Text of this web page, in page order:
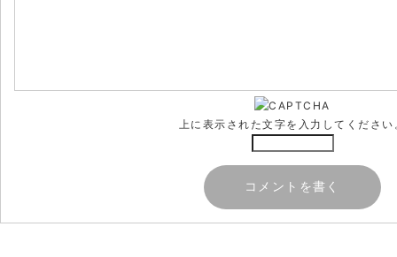
上に表示された文字を入力してください